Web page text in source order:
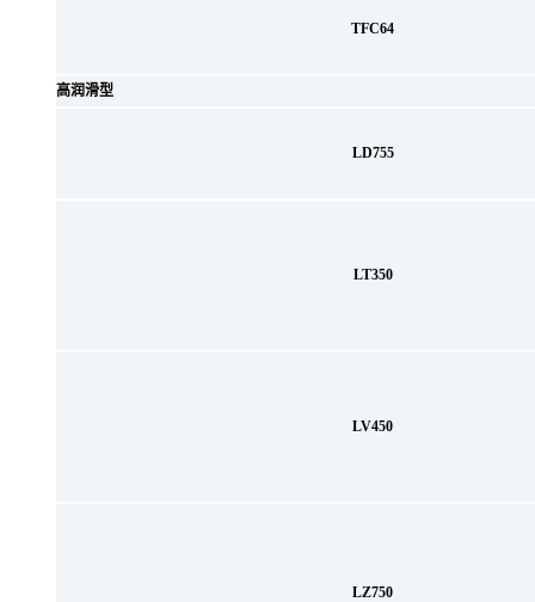
TFC64
高润滑型
LD755
LT350
LV450
LZ750